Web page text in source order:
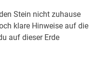
Stein nicht zuhause
klare Hinweise auf die
auf dieser Erde